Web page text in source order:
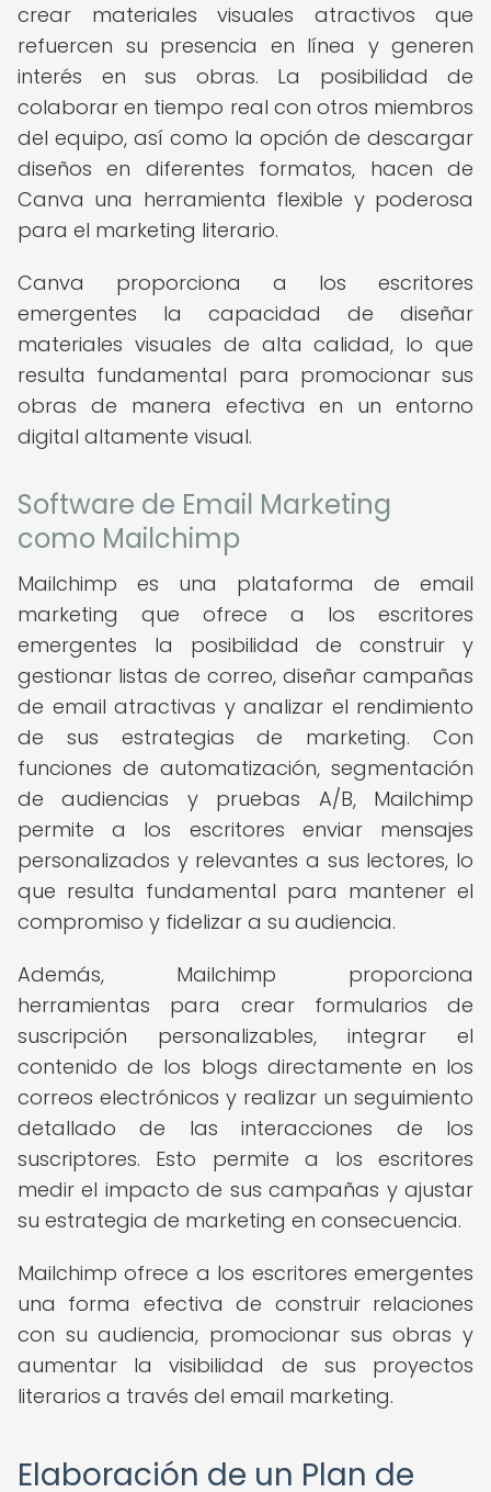
crear materiales visuales atractivos que
refuercen su presencia en línea y generen
interés en sus obras. La posibilidad de
colaborar en tiempo real con otros miembros
del equipo, así como la opción de descargar
diseños en diferentes formatos, hacen de
Canva una herramienta flexible y poderosa
para el marketing literario.
Canva proporciona a los escritores
emergentes la capacidad de diseñar
materiales visuales de alta calidad, lo que
resulta fundamental para promocionar sus
obras de manera efectiva en un entorno
digital altamente visual.
Software de Email Marketing
como Mailchimp
Mailchimp es una plataforma de email
marketing que ofrece a los escritores
emergentes la posibilidad de construir y
gestionar listas de correo, diseñar campañas
de email atractivas y analizar el rendimiento
de sus estrategias de marketing. Con
funciones de automatización, segmentación
de audiencias y pruebas A/B, Mailchimp
permite a los escritores enviar mensajes
personalizados y relevantes a sus lectores, lo
que resulta fundamental para mantener el
compromiso y fidelizar a su audiencia.
Además, Mailchimp proporciona
herramientas para crear formularios de
suscripción personalizables, integrar el
contenido de los blogs directamente en los
correos electrónicos y realizar un seguimiento
detallado de las interacciones de los
suscriptores. Esto permite a los escritores
medir el impacto de sus campañas y ajustar
su estrategia de marketing en consecuencia.
Mailchimp ofrece a los escritores emergentes
una forma efectiva de construir relaciones
con su audiencia, promocionar sus obras y
aumentar la visibilidad de sus proyectos
literarios a través del email marketing.
Elaboración de un Plan de